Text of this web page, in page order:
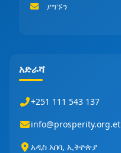
ያግኙን
አድራሻ
+251 111 543 137
info@prosperity.org.et
አዲስ አበባ, ኢትዮጵያ